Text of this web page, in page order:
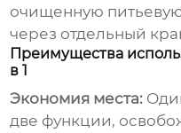
очищенную
через отдельный
Преимущества
в 1
Экономия места:
две функции,